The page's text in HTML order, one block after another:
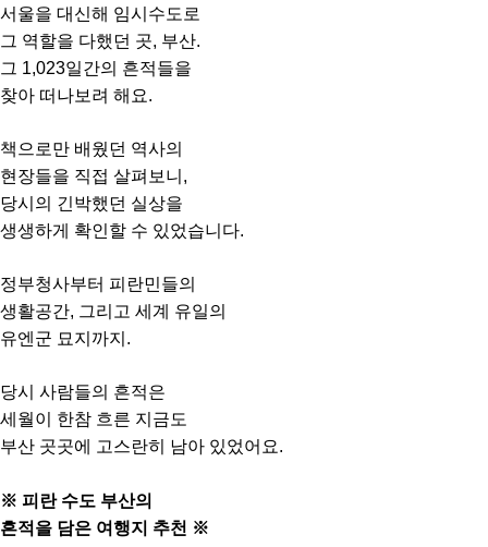
서울을 대신해 임시수도로
그 역할을 다했던 곳, 부산.
그 1,023일간의 흔적들을
찾아 떠나보려 해요.
책으로만 배웠던 역사의
현장들을 직접 살펴보니,
당시의 긴박했던 실상을
생생하게 확인할 수 있었습니다.
정부청사부터 피란민들의
생활공간, 그리고 세계 유일의
유엔군 묘지까지.
당시 사람들의 흔적은
세월이 한참 흐른 지금도
부산 곳곳에 고스란히 남아 있었어요.
※ 피란 수도 부산의
흔적을 담은 여행지 추천 ※